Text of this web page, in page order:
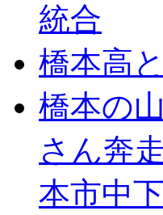
統合
橋本高
橋本の
さん奔
本市中下